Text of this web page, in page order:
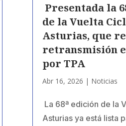
Presentada la
de la Vuelta
Asturias, que
retransmisión
por TPA
Abr 16, 2026 | Noticias
La 68ª edición de la
Asturias ya está lista